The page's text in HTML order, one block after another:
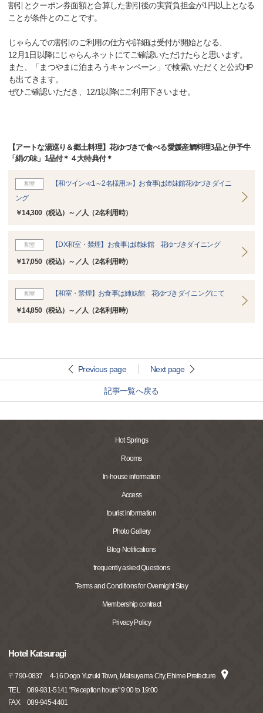
割引とクーポン券面額と合算した割引後の実質負担金が1円以上となる
ことが条件とのことです。
じゃらんでの割引のご利用の仕方や詳細は受付が開始となる、
12月1日以降にじゃらんネットにてご確認いただけたらと思います。
また、「まつやまに泊まろうキャンペーン」で検索いただくと公式HP
も出てきます。
ぜひご確認いただき、12/1以降にご利用下さいませ。
【アートな湯巡り＆郷土料理】花ゆづきで食べる愛媛産鯛料理3品と伊予牛
「絹の味」1品付＊４大特典付＊
和室
【和ツイン≪1～2名様用≫】お食事は姉妹館花ゆづきダイニ
ング
￥14,300（税込）～／人（2名利用時）
和室 【DX和室・禁煙】お食事は姉妹館 花ゆづきダイニング
￥17,050（税込）～／人（2名利用時）
和室 【和室・禁煙】お食事は姉妹館 花ゆづきダイニングにて
￥14,850（税込）～／人（2名利用時）
Previous page Next page
記事一覧へ戻る
Hot Springs
Rooms
In-house information
Access
tourist information
Photo Gallery
Blog·Notifications
frequently asked Questions
Terms and Conditions for Overnight Stay
Membership contract
Privacy Policy
Hotel Katsuragi
〒790-0837
4-16 Dogo Yuzuki Town, Matsuyama City, Ehime Prefecture
TEL
089-931-5141 "Reception hours" 9:00 to 19:00
FAX
089-945-4401